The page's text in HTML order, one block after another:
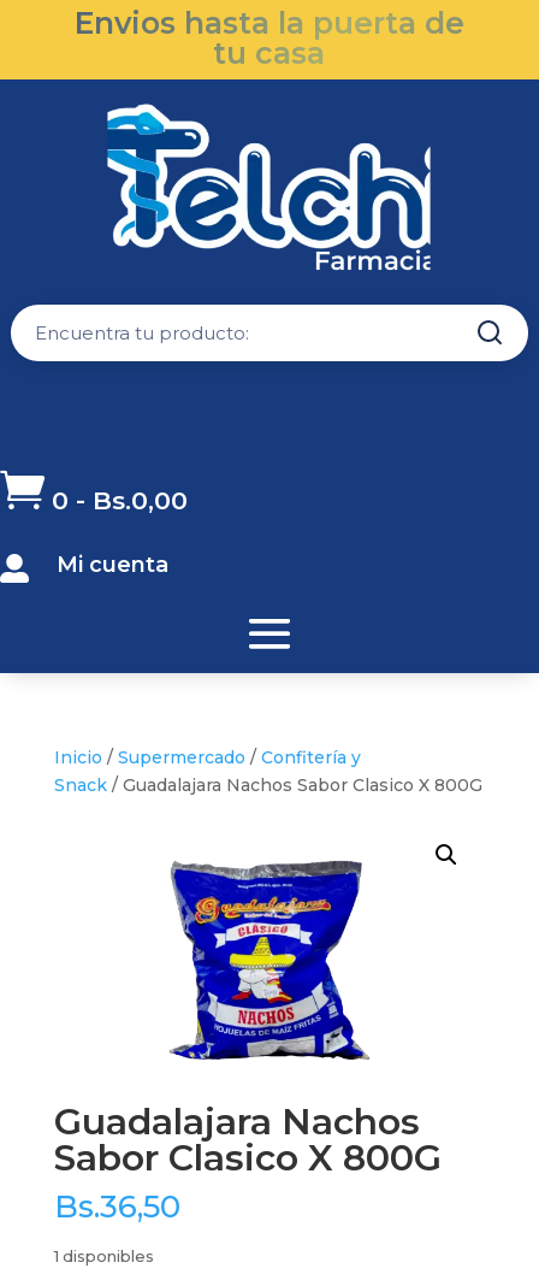
Envios hasta la puerta de
tu casa
 0 - Bs.0,00
 Mi cuenta
Inicio / Supermercado / Confitería y
Snack/ Guadalajara Nachos Sabor Clasico X 800G
Guadalajara Nachos
Sabor Clasico X 800G
Bs.36,50
1 disponibles